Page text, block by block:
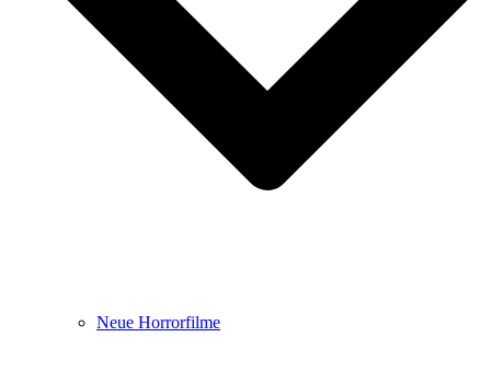
Neue Horrorfilme